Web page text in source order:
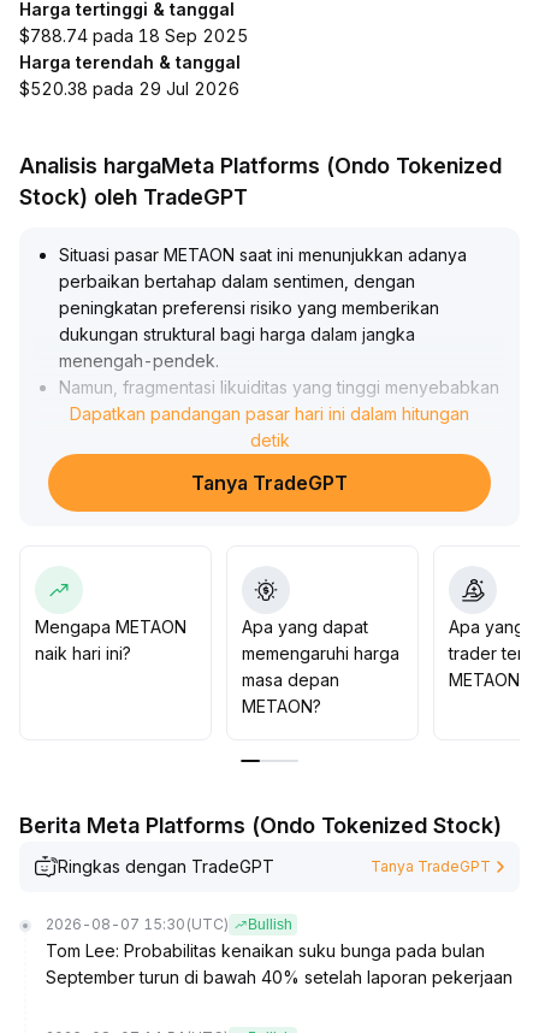
Harga tertinggi & tanggal
$788.74 pada 18 Sep 2025
Harga terendah & tanggal
$520.38 pada 29 Jul 2026
Analisis hargaMeta Platforms (Ondo Tokenized
Stock) oleh TradeGPT
Situasi pasar METAON saat ini menunjukkan adanya
perbaikan bertahap dalam sentimen, dengan
peningkatan preferensi risiko yang memberikan
dukungan struktural bagi harga dalam jangka
menengah-pendek.
Namun, fragmentasi likuiditas yang tinggi menyebabkan
volatilitas jangka pendek meningkat, memberikan
tekanan terutama pada token dengan kapitalisasi pasar
kecil-menengah
Dari sisi teknikal, tren yang jelas belum terbentuk,
resistance 1,25)
Pergerakan naik tahap berikutnya harus disertai dengan
peningkatan volume secara berkelanjutan; jika volume
tidak cukup mendukung, disarankan untuk mengontrol
posisi dan mengantisipasi risiko koreksi
Dapatkan pandangan pasar hari ini dalam hitungan
detik
Tanya TradeGPT
Mengapa METAON
naik hari ini?
Apa yang dapat
memengaruhi harga
masa depan
METAON?
Apa yang
trader
METAON?
Berita Meta Platforms (Ondo Tokenized Stock)
Ringkas dengan TradeGPT Tanya TradeGPT
2026-08-07 15:30 (UTC) Bullish
Tom Lee: Probabilitas kenaikan suku bunga pada bulan
September turun di bawah 40% setelah laporan pekerjaan